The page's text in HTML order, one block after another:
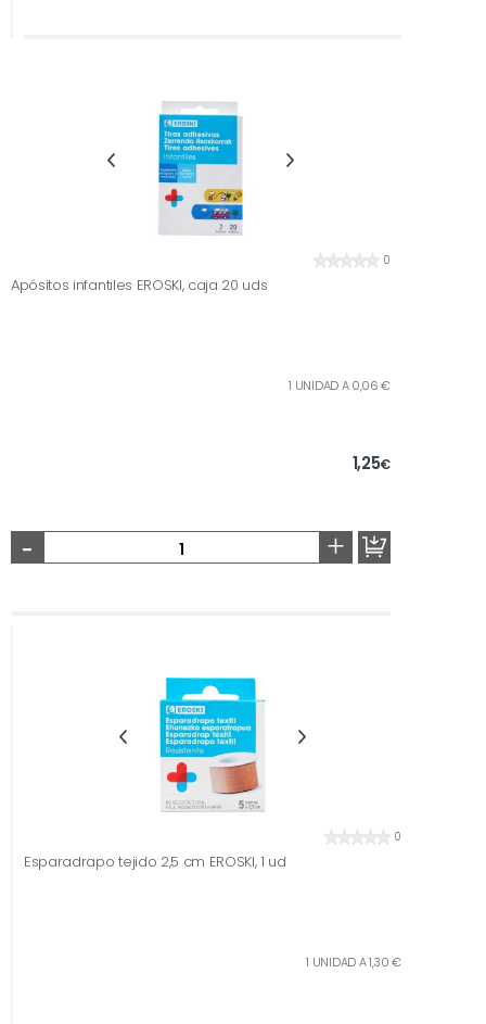
0
Apósitos infantiles EROSKI, caja 20 uds
1 UNIDAD A 0,06 €
1,25€
- +
0
Esparadrapo tejido 2,5 cm EROSKI, 1 ud
1 UNIDAD A 1,30 €